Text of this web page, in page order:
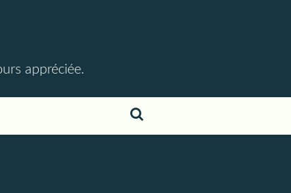
appréciée.